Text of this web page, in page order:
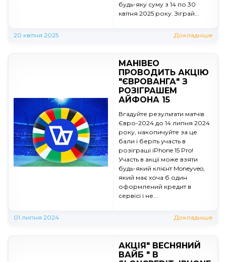
будь-яку суму з 14 по 30
квітня 2025 року. Зіграй...
20 квітня 2025 Докладніше
МАНІВЕО
ПРОВОДИТЬ АКЦІЮ
"ЄВРОВАНГА" З
РОЗІГРАШЕМ
АЙФОНА 15
Вгадуйте результати матчів
Євро-2024 до 14 липня 2024
року, накопичуйте за це
бали і беріть участь в
розіграші iPhone 15 Pro!
Участь в акції може взяти
будь-який клієнт Moneyveo,
який має хоча б один
оформлений кредит в
сервісі і не...
01 липня 2024 Докладніше
АКЦІЯ" ВЕСНЯНИЙ
ВАЙБ " В